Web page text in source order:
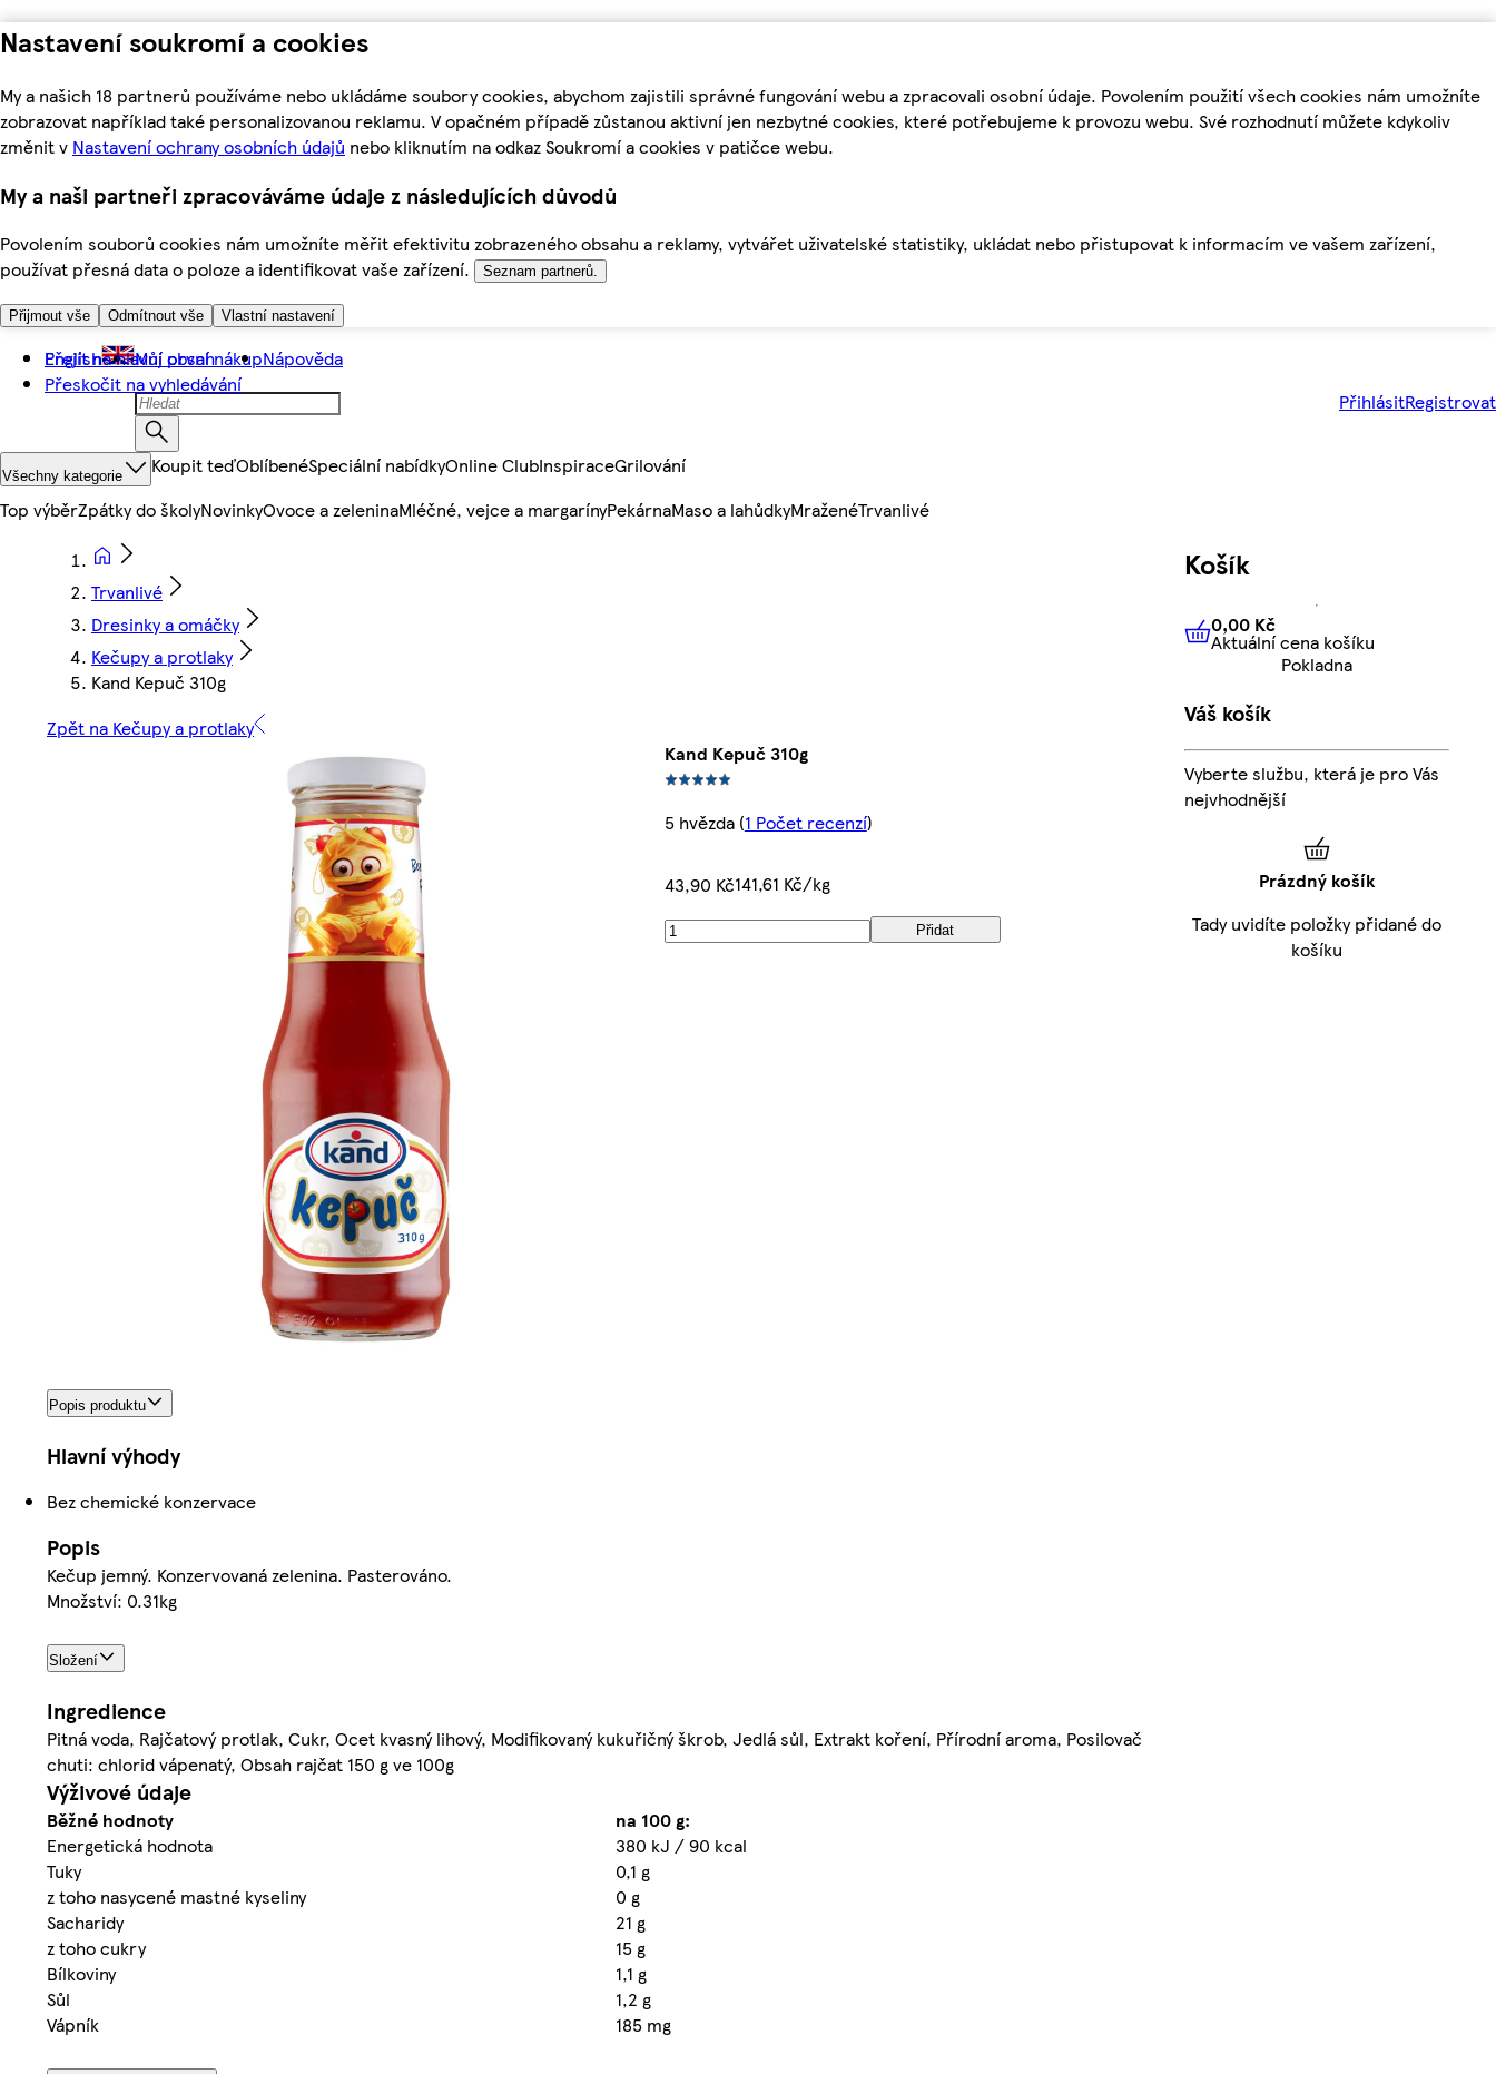
Nastavení soukromí a cookies
My a našich 18 partnerů používáme nebo ukládáme soubory cookies, abychom zajistili správné fungování webu a zpracovali osobní údaje. Povolením použití všech cookies nám umožníte
zobrazovat například také personalizovanou reklamu. V opačném případě zůstanou aktivní jen nezbytné cookies, které potřebujeme k provozu webu. Své rozhodnutí můžete kdykoliv
změnit v Nastavení ochrany osobních údajů nebo kliknutím na odkaz Soukromí a cookies v patičce webu.
My a naši partneři zpracováváme údaje z následujících důvodů
Povolením souborů cookies nám umožníte měřit efektivitu zobrazeného obsahu a reklamy, vytvářet uživatelské statistiky, ukládat nebo přistupovat k informacím ve vašem zařízení,
používat přesná data o poloze a identifikovat vaše zařízení.
Seznam partnerů.
Přijmout vše Odmítnout vše Vlastní nastavení
Přejít na hlavní obsah
Přeskočit na vyhledávání
English Můj první nákupNápověda
PřihlásitRegistrovat
Všechny kategorie Koupit teďOblíbenéSpeciální nabídkyOnline ClubInspiraceGrilování
Top výběrZpátky do školyNovinkyOvoce a zeleninaMléčné, vejce a margarínyPekárnaMaso a lahůdkyMraženéTrvanlivé
Trvanlivé
Dresinky a omáčky
Kečupy a protlaky
Kand Kepuč 310g
Zpět na Kečupy a protlaky
Kand Kepuč 310g
5 hvězda(1 Počet recenzí)
43,90 Kč141,61 Kč/kg
Přidat
Popis produktu
Hlavní výhody
Bez chemické konzervace
Popis
Kečup jemný. Konzervovaná zelenina. Pasterováno.
Množství: 0.31kg
Složení
Ingredience
Pitná voda, Rajčatový protlak, Cukr, Ocet kvasný lihový, Modifikovaný kukuřičný škrob, Jedlá sůl, Extrakt koření, Přírodní aroma, Posilovač
chuti: chlorid vápenatý, Obsah rajčat 150 g ve 100g
Výživové údaje
Běžné hodnoty
na 100 g:
Energetická hodnota
380 kJ / 90 kcal
Tuky
0,1 g
z toho nasycené mastné kyseliny
0 g
Sacharidy
21 g
z toho cukry
15 g
Bílkoviny
1,1 g
Sůl
1,2 g
Vápník
185 mg
Košík
0,00 KčAktuální cena košíku
0,00 Kč
Aktuální cena košíku
Pokladna
Váš košík
Vyberte službu, která je pro Vás
nejvhodnější
Prázdný košík
Tady uvidíte položky přidané do
košíku